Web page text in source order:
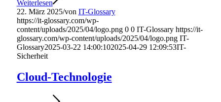
Weiterlesen
22. März 2025/von IT-Glossary
https://it-glossary.com/wp-
content/uploads/2025/04/logo.png 0 0 IT-Glossary https://it-
glossary.com/wp-content/uploads/2025/04/logo.png IT-
Glossary2025-03-22 14:00:102025-04-29 12:09:53IT-
Sicherheit
Cloud-Technologie